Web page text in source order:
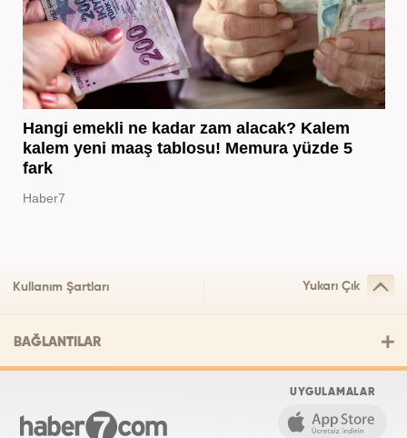
Hangi emekli ne kadar zam alacak? Kalem
kalem yeni maaş tablosu! Memura yüzde 5
fark
Haber7
Kullanım Şartları Yukarı Çık
BAĞLANTILAR
UYGULAMALAR